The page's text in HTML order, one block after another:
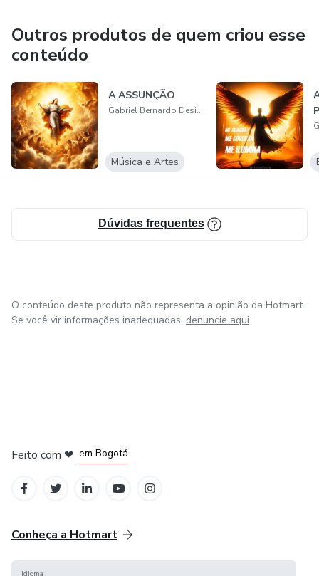
Outros produtos de quem criou esse
conteúdo
A ASSUNÇÃO
Gabriel Bernardo Designer
Música e Artes
Dúvidas frequentes
O conteúdo deste produto não representa a opinião da Hotmart.
Se você vir informações inadequadas, denuncie aqui
Feito com ❤ em Bogotá
Conheça a Hotmart
Idioma